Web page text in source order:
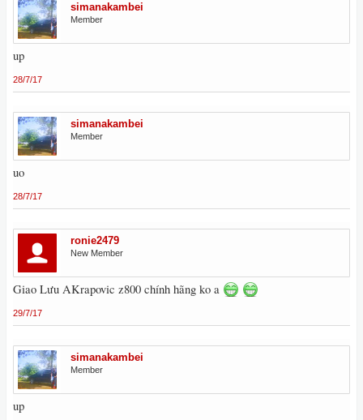
simanakambei
Member
up
28/7/17
simanakambei
Member
uo
28/7/17
ronie2479
New Member
Giao Lưu AKrapovic z800 chính hãng ko a
29/7/17
simanakambei
Member
up